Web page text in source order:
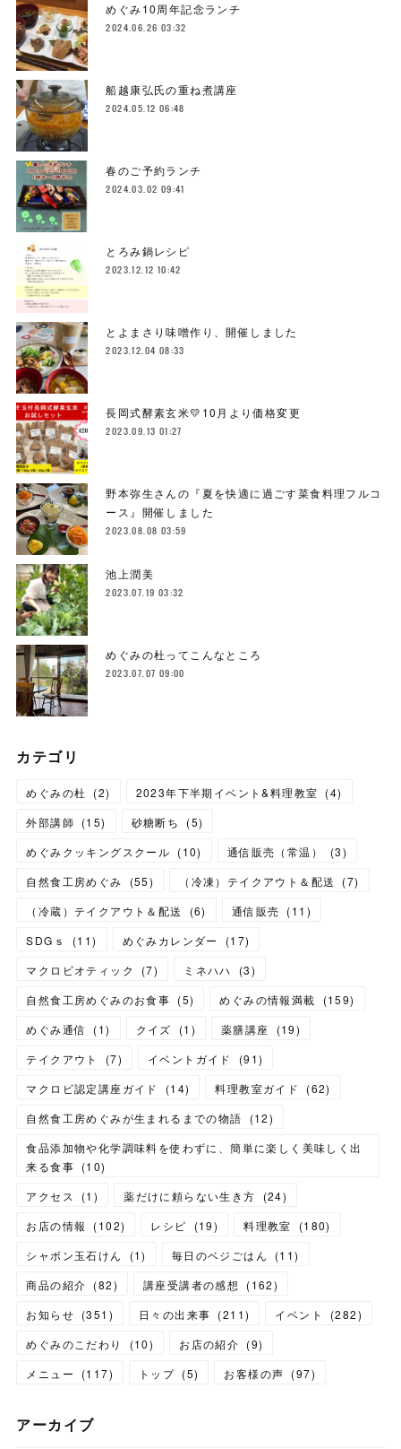
めぐみ10周年記念ランチ
2024.06.26 03:32
船越康弘氏の重ね煮講座
2024.05.12 06:48
春のご予約ランチ
2024.03.02 09:41
とろみ鍋レシピ
2023.12.12 10:42
とよまさり味噌作り、開催しました
2023.12.04 08:33
長岡式酵素玄米💛10月より価格変更
2023.09.13 01:27
野本弥生さんの『夏を快適に過ごす菜食料理フルコ
ース』開催しました
2023.08.08 03:59
池上潤美
2023.07.19 03:32
めぐみの杜ってこんなところ
2023.07.07 09:00
カテゴリ
めぐみの杜 (2) 2023年下半期イベント&料理教室 (4)
外部講師 (15) 砂糖断ち (5)
めぐみクッキングスクール (10) 通信販売（常温） (3)
自然食工房めぐみ
(55) （冷凍）テイクアウト＆配送 (7)
（冷蔵）テイクアウト＆配送
(6) 通信販売 (11 )
SDGｓ
(11) めぐみカレンダー (17)
マクロビオティック
(7) ミネハハ (3)
自然食工房めぐみのお食事 (5) めぐみの情報満載 (159)
めぐみ通信
(1) クイズ (1 ) 薬膳講座 (19)
テイクアウト
(7) イベントガイド (91)
マクロビ認定講座ガイド
(14) 料理教室ガイド (62)
自然食工房めぐみが生まれるまでの物語
(12)
食品添加物や化学調味料を使わずに、簡単に楽しく美味しく出
来る食事 (10)
アクセス
(1 ) 薬だけに頼らない生き方 (24)
お店の情報
(102) レシピ (19) 料理教室 (180)
シャボン玉石けん
(1) 毎日のベジごはん (11)
商品の紹介 (82) 講座受講者の感想 (162)
お知らせ (351 ) 日々の出来事 (211) イベント (282)
めぐみのこだわり
(10) お店の紹介 (9)
メニュー
(117) トップ (5) お客様の声 (97)
アーカイブ